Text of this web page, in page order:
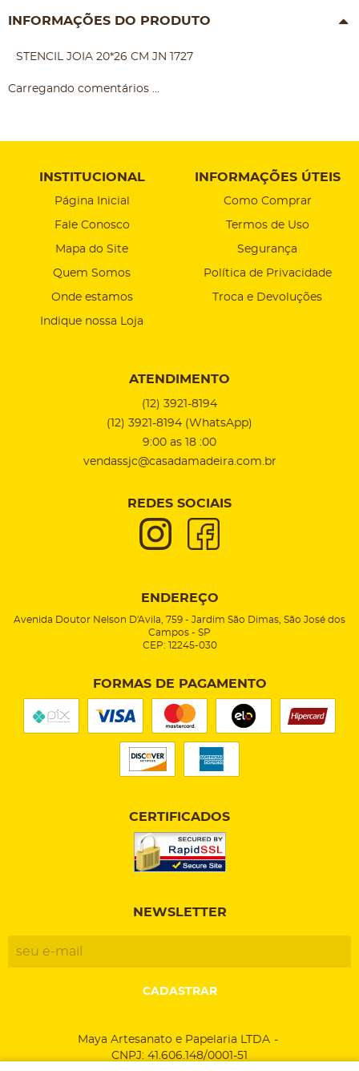
INFORMAÇÕES DO PRODUTO
STENCIL JOIA 20*26 CM JN 1727
Carregando comentários ...
INSTITUCIONAL
Página Inicial
Fale Conosco
Mapa do Site
Quem Somos
Onde estamos
Indique nossa Loja
INFORMAÇÕES ÚTEIS
Como Comprar
Termos de Uso
Segurança
Política de Privacidade
Troca e Devoluções
ATENDIMENTO
(12) 3921-8194
(12) 3921-8194 (WhatsApp)
9:00 as 18 :00
vendassjc@casadamadeira.com.br
REDES SOCIAIS
ENDEREÇO
Avenida Doutor Nelson D'Avila, 759 - Jardim São Dimas, São José dos
Campos - SP
CEP: 12245-030
FORMAS DE PAGAMENTO
CERTIFICADOS
NEWSLETTER
CADASTRAR
Maya Artesanato e Papelaria LTDA
CNPJ: 41.606.148/0001-51